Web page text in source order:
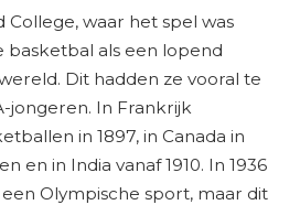
waar het spel was
basketbal als een lopend
Dit hadden ze vooral te
jongeren. In Frankrijk
in 1897, in Canada in
en in India vanaf 1910. In 1936
Olympische sport, maar dit